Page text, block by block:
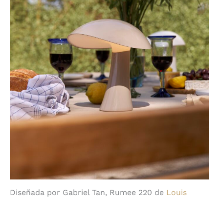
Diseñada por Gabriel Tan, Rumee 220 de Louis